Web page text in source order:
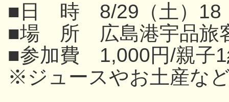
■日 時 8/29（土）18
■場 所 広島港宇品旅
■参加費 1,000円/親子
※ジュースやお土産な